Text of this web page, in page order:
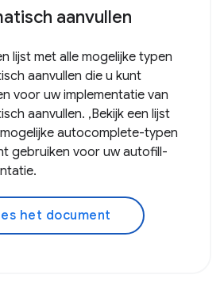
aanvullen
lijst met alle mogelijke typen
aanvullen die u kunt
voor uw implementatie van
aanvullen. ,Bekijk een lijst
autocomplete-typen
gebruiken voor uw autofill-
het document